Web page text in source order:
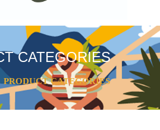
CATEGORIES
PRODUCT CATEGORIES